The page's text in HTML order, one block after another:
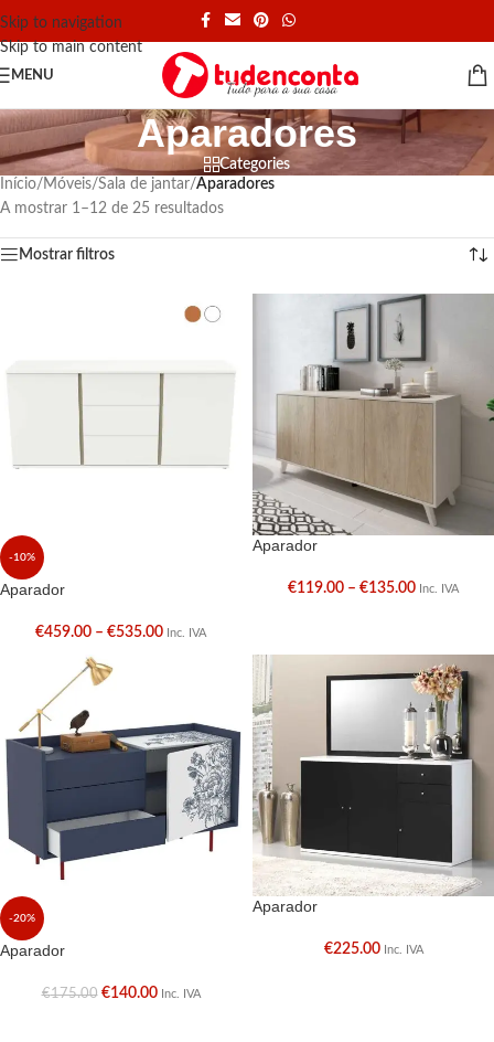
Skip to navigation
Skip to main content
MENU
Aparadores
Categories
Início/ Móveis/Sala de jantar/Aparadores
A mostrar 1–12 de 25 resultados
Mostrar filtros
-10%
Aparador
€459.00 – €535.00 Inc. IVA
Aparador
€119.00 – €135.00 Inc. IVA
-20%
Aparador
€175.00 €140.00 Inc. IVA
Aparador
€225.00 Inc. IVA